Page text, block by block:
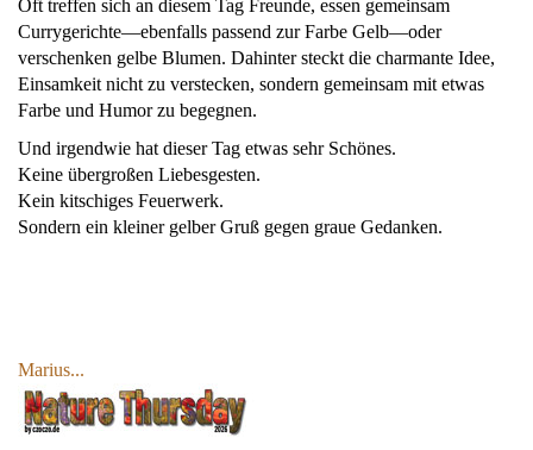
Oft treffen sich an diesem Tag Freunde, essen gemeinsam
Currygerichte—ebenfalls passend zur Farbe Gelb—oder
verschenken gelbe Blumen. Dahinter steckt die charmante Idee,
Einsamkeit nicht zu verstecken, sondern gemeinsam mit etwas
Farbe und Humor zu begegnen.
Und irgendwie hat dieser Tag etwas sehr Schönes.
Keine übergroßen Liebesgesten.
Kein kitschiges Feuerwerk.
Sondern ein kleiner gelber Gruß gegen graue Gedanken.
Marius...